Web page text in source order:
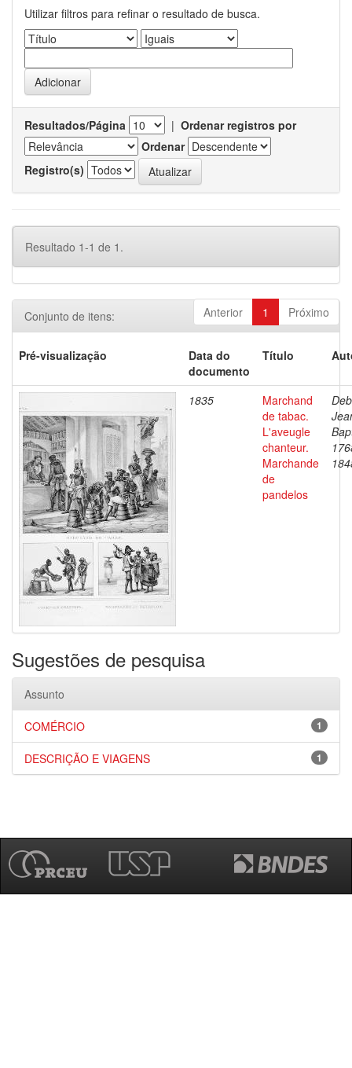
Utilizar filtros para refinar o resultado de busca.
Resultados/Página | Ordenar registros por
Ordenar
Registro(s)
Resultado 1-1 de 1.
Anterior 1 Próximo
Conjunto de itens:
Pré-visualização
Data do
documento
Título
1835
Marchand
de tabac.
L'aveugle
chanteur.
Marchande
de
pandelos
Sugestões de pesquisa
Assunto
1
COMÉRCIO
1
DESCRIÇÃO E VIAGENS